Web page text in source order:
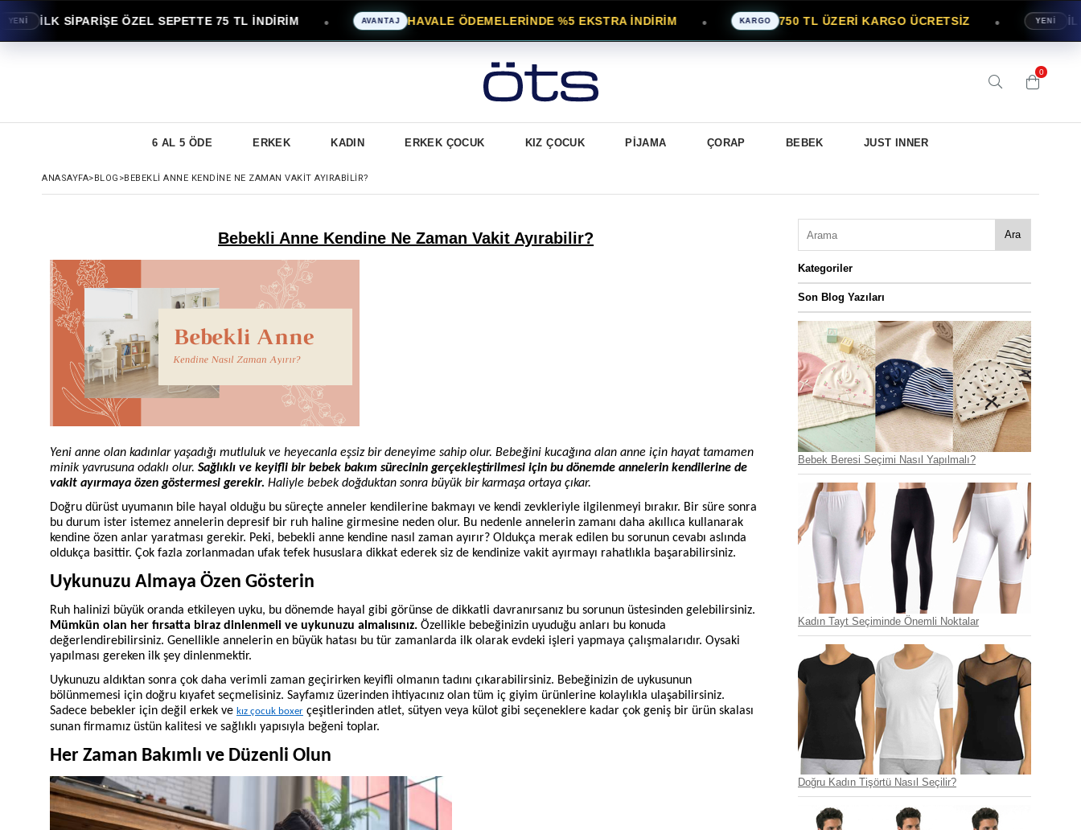
İLK SİPARİŞE ÖZEL SEPETTE 75 TL İNDİRİM AVANTAJ HAVALE ÖDEMELERİNDE %5 EKSTRA İNDİRİM KARGO 750 TL ÜZERİ KARGO ÜCRETSİZ YENİ İLK
0
6 AL 5 ÖDE ERKEK KADIN ERKEK ÇOCUK KIZ ÇOCUK PİJAMA ÇORAP BEBEK JUST INNER
ANASAYFA>BLOG >BEBEKLI ANNE KENDINE NE ZAMAN VAKIT AYIRABILIR?
Bebekli Anne Kendine Ne Zaman Vakit Ayırabilir?
Yeni anne olan kadınlar yaşadığı mutluluk ve heyecanla eşsiz bir deneyime sahip olur. Bebeğini kucağına alan anne için hayat tamamen
minik yavrusuna odaklı olur. Sağlıklı ve keyifli bir bebek bakım sürecinin gerçekleştirilmesi için bu dönemde annelerin kendilerine de
vakit ayırmaya özen göstermesi gerekir. Haliyle bebek doğduktan sonra büyük bir karmaşa ortaya çıkar.
Doğru dürüst uyumanın bile hayal olduğu bu süreçte anneler kendilerine bakmayı ve kendi zevkleriyle ilgilenmeyi bırakır. Bir süre sonra
bu durum ister istemez annelerin depresif bir ruh haline girmesine neden olur. Bu nedenle annelerin zamanı daha akıllıca kullanarak
kendine özen anlar yaratması gerekir. Peki, bebekli anne kendine nasıl zaman ayırır? Oldukça merak edilen bu sorunun cevabı aslında
oldukça basittir. Çok fazla zorlanmadan ufak tefek hususlara dikkat ederek siz de kendinize vakit ayırmayı rahatlıkla başarabilirsiniz.
Uykunuzu Almaya Özen Gösterin
Ruh halinizi büyük oranda etkileyen uyku, bu dönemde hayal gibi görünse de dikkatli davranırsanız bu sorunun üstesinden gelebilirsiniz.
Mümkün olan her fırsatta biraz dinlenmeli ve uykunuzu almalısınız. Özellikle bebeğinizin uyuduğu anları bu konuda
değerlendirebilirsiniz. Genellikle annelerin en büyük hatası bu tür zamanlarda ilk olarak evdeki işleri yapmaya çalışmalarıdır. Oysaki
yapılması gereken ilk şey dinlenmektir.
Uykunuzu aldıktan sonra çok daha verimli zaman geçirirken keyifli olmanın tadını çıkarabilirsiniz. Bebeğinizin de uykusunun
bölünmemesi için doğru kıyafet seçmelisiniz. Sayfamız üzerinden ihtiyacınız olan tüm iç giyim ürünlerine kolaylıkla ulaşabilirsiniz.
Sadece bebekler için değil erkek ve kız çocuk boxer çeşitlerinden atlet, sütyen veya külot gibi seçeneklere kadar çok geniş bir ürün skalası
sunan firmamız üstün kalitesi ve sağlıklı yapısıyla beğeni toplar.
Her Zaman Bakımlı ve Düzenli Olun
Ara
Kategoriler
Son Blog Yazıları
Bebek Beresi Seçimi Nasıl Yapılmalı?
Kadın Tayt Seçiminde Önemli Noktalar
Doğru Kadın Tişörtü Nasıl Seçilir?